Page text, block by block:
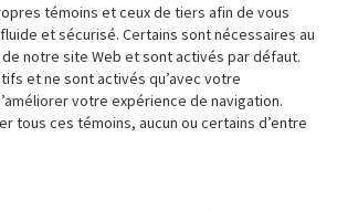
Support
témoins et ceux de tiers afin de vous
et sécurisé. Certains sont nécessaires au
notre site Web et sont activés par défaut.
et ne sont activés qu’avec votre
votre expérience de navigation.
tous ces témoins, aucun ou certains d’entre